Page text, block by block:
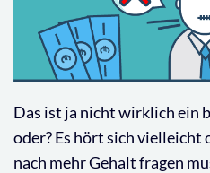
Das ist ja nicht wirklich ein
oder? Es hört sich vielleicht
nach mehr Gehalt fragen